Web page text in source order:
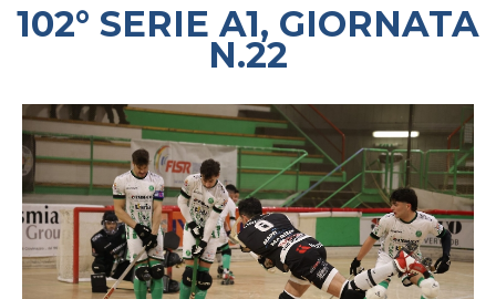
102° SERIE A1, GIORNATA
N.22